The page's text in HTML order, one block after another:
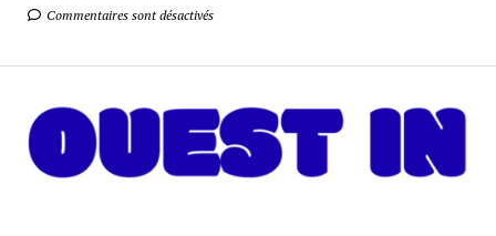
Commentaires sont désactivés